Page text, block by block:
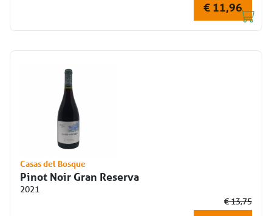
€ 11,96
Casas del Bosque
Pinot Noir Gran Reserva
2021
€ 13,75